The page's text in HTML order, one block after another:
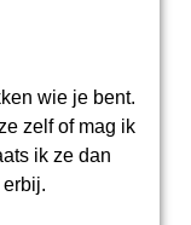
wie je bent.
zelf of mag ik
ik ze dan